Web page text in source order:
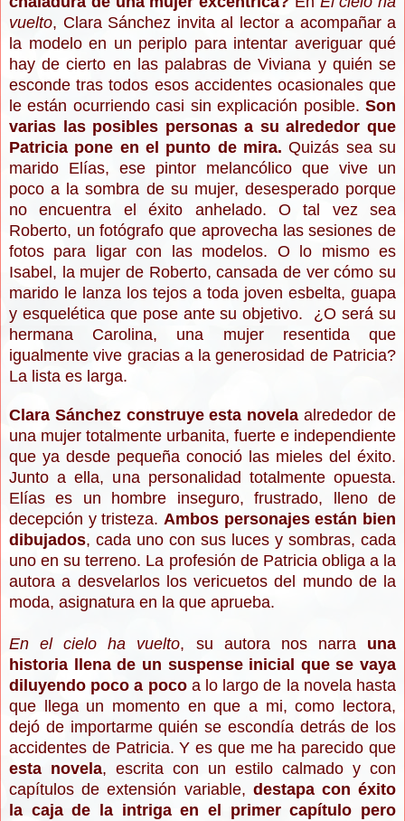
vuelto, Clara Sánchez invita al lector a acompañar a
la modelo en un periplo para intentar averiguar qué
hay de cierto en las palabras de Viviana y quién se
esconde tras todos esos accidentes ocasionales que
le están ocurriendo casi sin explicación posible. Son
varias las posibles personas a su alrededor que
Patricia pone en el punto de mira. Quizás sea su
marido Elías, ese pintor melancólico que vive un
poco a la sombra de su mujer, desesperado porque
no encuentra el éxito anhelado. O tal vez sea
Roberto, un fotógrafo que aprovecha las sesiones de
fotos para ligar con las modelos. O lo mismo es
Isabel, la mujer de Roberto, cansada de ver cómo su
marido le lanza los tejos a toda joven esbelta, guapa
y esquelética que pose ante su objetivo. ¿O será su
hermana Carolina, una mujer resentida que
igualmente vive gracias a la generosidad de Patricia?
La lista es larga.
Clara Sánchez construye esta novelaalrededor de
una mujer totalmente urbanita, fuerte e independiente
que ya desde pequeña conoció las mieles del éxito.
Junto a ella, una personalidad totalmente opuesta.
Elías es un hombre inseguro, frustrado, lleno de
decepción y tristeza. Ambos personajes están bien
dibujados, cada uno con sus luces y sombras, cada
uno en su terreno. La profesión de Patricia obliga a la
autora a desvelarlos los vericuetos del mundo de la
moda, asignatura en la que aprueba.
En el cielo ha vuelto, su autora nos narra una
historia llena de un suspense inicial que se vaya
diluyendo poco a pocoa lo largo de la novela hasta
que llega un momento en que a mi, como lectora,
dejó de importarme quién se escondía detrás de los
accidentes de Patricia. Y es que me ha parecido que
esta novela, escrita con un estilo calmado y con
capítulos de extensión variable, destapa con éxito
la caja de la intriga en el primer capítulo pero